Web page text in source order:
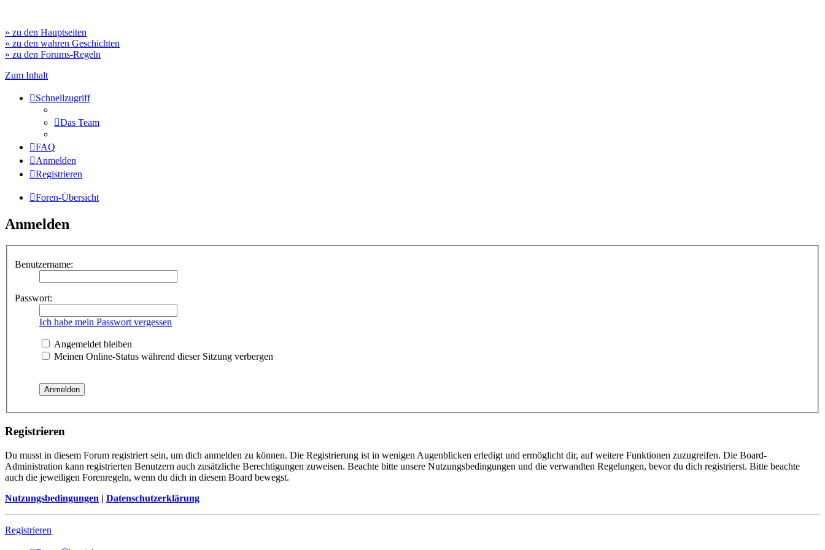
» zu den Hauptseiten
» zu den wahren Geschichten
» zu den Forums-Regeln
Zum Inhalt
Schnellzugriff
Das Team
FAQ
Anmelden
Registrieren
Foren-Übersicht
Anmelden
Benutzername:
Passwort:
Ich habe mein Passwort vergessen
Angemeldet bleiben
Meinen Online-Status während dieser Sitzung verbergen
Registrieren
Du musst in diesem Forum registriert sein, um dich anmelden zu können. Die Registrierung ist in wenigen Augenblicken erledigt und ermöglicht dir, auf weitere Funktionen zuzugreifen. Die Board-
Administration kann registrierten Benutzern auch zusätzliche Berechtigungen zuweisen. Beachte bitte unsere Nutzungsbedingungen und die verwandten Regelungen, bevor du dich registrierst. Bitte beachte
auch die jeweiligen Forenregeln, wenn du dich in diesem Board bewegst.
Nutzungsbedingungen | Datenschutzerklärung
Registrieren